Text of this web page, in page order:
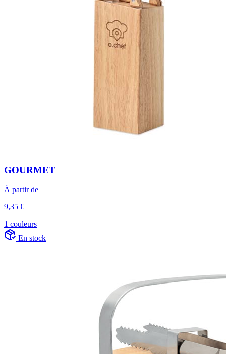
GOURMET
À partir de
9,35 €
1 couleurs
En stock